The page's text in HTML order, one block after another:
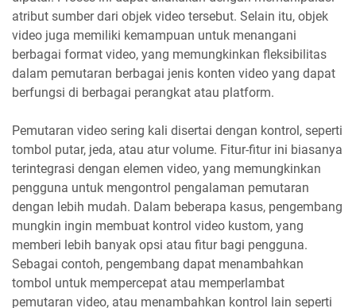
atribut sumber dari objek video tersebut. Selain itu, objek
video juga memiliki kemampuan untuk menangani
berbagai format video, yang memungkinkan fleksibilitas
dalam pemutaran berbagai jenis konten video yang dapat
berfungsi di berbagai perangkat atau platform.
Pemutaran video sering kali disertai dengan kontrol, seperti
tombol putar, jeda, atau atur volume. Fitur-fitur ini biasanya
terintegrasi dengan elemen video, yang memungkinkan
pengguna untuk mengontrol pengalaman pemutaran
dengan lebih mudah. Dalam beberapa kasus, pengembang
mungkin ingin membuat kontrol video kustom, yang
memberi lebih banyak opsi atau fitur bagi pengguna.
Sebagai contoh, pengembang dapat menambahkan
tombol untuk mempercepat atau memperlambat
pemutaran video, atau menambahkan kontrol lain seperti